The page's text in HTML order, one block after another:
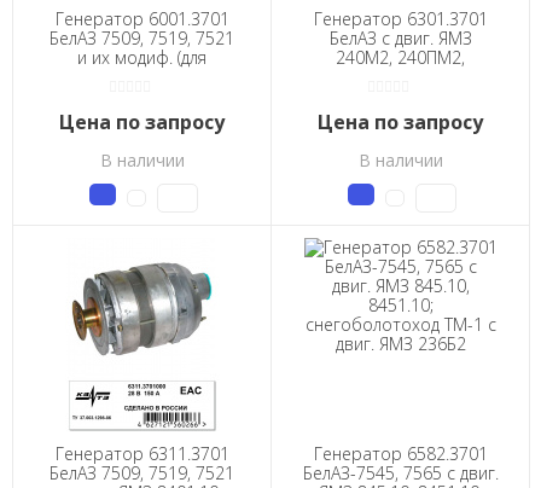
Генератор 6001.3701
БелАЗ 7509, 7519, 7521
и их модиф. (для
Цена по запросу
В наличии
Генератор 6301.3701
БелАЗ с двиг. ЯМЗ
240М2, 240ПМ2,
Цена по запросу
В наличии
Генератор 6311.3701
БелАЗ 7509, 7519, 7521
Генератор 6582.3701
БелАЗ-7545, 7565 с двиг.